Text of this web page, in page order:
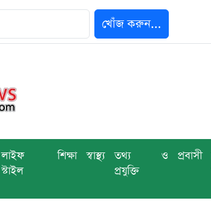
খোঁজ করুন...
লাইফ
স্টাইল
শিক্ষা স্বাস্থ্য
তথ্য ও
প্রযুক্তি
প্রবাসী